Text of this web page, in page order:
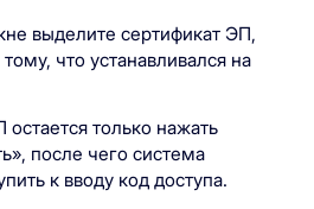
выделите сертификат ЭП,
что устанавливался на
только нажать
после чего система
к вводу код доступа.